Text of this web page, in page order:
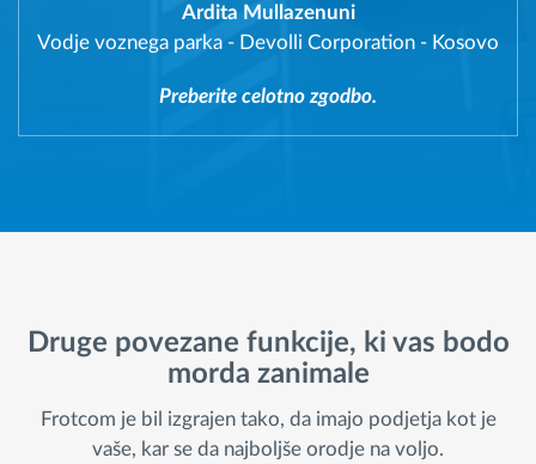
Ardita Mullazenuni
Vodje voznega parka - Devolli Corporation - Kosovo
Preberite celotno zgodbo.
Druge povezane funkcije, ki vas bodo
morda zanimale
Frotcom je bil izgrajen tako, da imajo podjetja kot je
vaše, kar se da najboljše orodje na voljo.